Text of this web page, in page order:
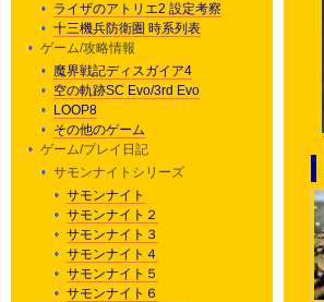
ライザのアトリエ2 設定考察
十三機兵防衛圏 時系列表
ゲーム/攻略情報
魔界戦記ディスガイア4
空の軌跡SC Evo/3rd Evo
LOOP8
その他のゲーム
ゲーム/プレイ日記
サモンナイトシリーズ
サモンナイト
サモンナイト２
サモンナイト３
サモンナイト４
サモンナイト５
サモンナイト６